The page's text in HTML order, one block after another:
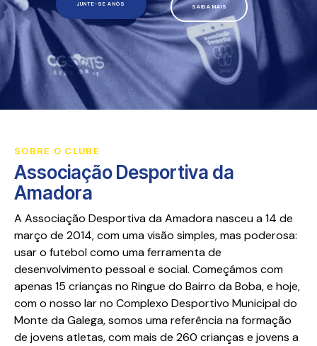
SAIBA MAIS
JUNTE-SE A NÓS
SOBRE O CLUBE
Associação Desportiva da
Amadora
A Associação Desportiva da Amadora nasceu a 14 de
março de 2014, com uma visão simples, mas poderosa:
usar o futebol como uma ferramenta de
desenvolvimento pessoal e social. Começámos com
apenas 15 crianças no Ringue do Bairro da Boba, e hoje,
com o nosso lar no Complexo Desportivo Municipal do
Monte da Galega, somos uma referência na formação
de jovens atletas, com mais de 260 crianças e jovens a